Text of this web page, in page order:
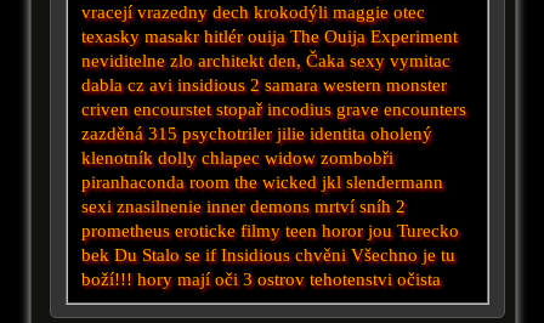
vracejí vrazedny dech krokodýli maggie otec
texasky masakr hitlér ouija The Ouija Experiment
neviditelne zlo architekt den, Čaka sexy vymitac
dabla cz avi insidious 2 samara western monster
criven encourstet stopař incodius grave encounters
zazděná 315 psychotriler jilie identita oholený
klenotník dolly chlapec widow zombobři
piranhaconda room the wicked jkl slendermann
sexi znasilnenie inner demons mrtví sníh 2
prometheus eroticke filmy teen horor jou Turecko
bek Du Stalo se if Insidious chvěni Všechno je tu
boží!!!hory mají oči 3 ostrov tehotenstvi očista